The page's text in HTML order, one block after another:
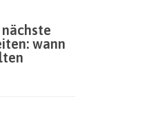
wann